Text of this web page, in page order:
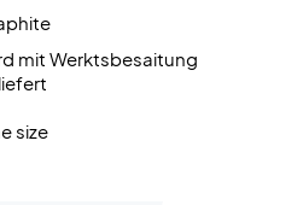
mit Werktsbesaitung
size